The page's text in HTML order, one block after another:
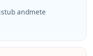
andmete